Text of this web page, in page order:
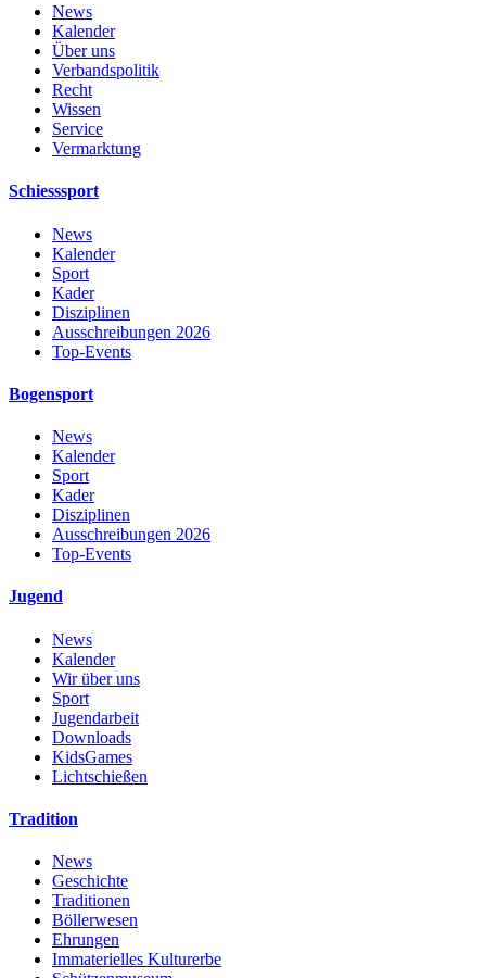
News
Kalender
Über uns
Verbandspolitik
Recht
Wissen
Service
Vermarktung
Schiesssport
News
Kalender
Sport
Kader
Disziplinen
Ausschreibungen 2026
Top-Events
Bogensport
News
Kalender
Sport
Kader
Disziplinen
Ausschreibungen 2026
Top-Events
Jugend
News
Kalender
Wir über uns
Sport
Jugendarbeit
Downloads
KidsGames
Lichtschießen
Tradition
News
Geschichte
Traditionen
Böllerwesen
Ehrungen
Immaterielles Kulturerbe